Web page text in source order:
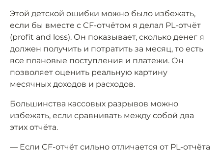
Этой детской ошибки можно было избежать,
если бы вместе с CF-отчётом я делал PL-отчёт
(profit and loss). Он показывает, сколько денег я
должен получить и потратить за месяц, то есть
все плановые поступления и платежи. Он
позволяет оценить реальную картину
месячных доходов и расходов.
Большинства кассовых разрывов можно
избежать, если сравнивать между собой два
этих отчёта.
— Если CF-отчёт сильно отличается от PL-отчёта